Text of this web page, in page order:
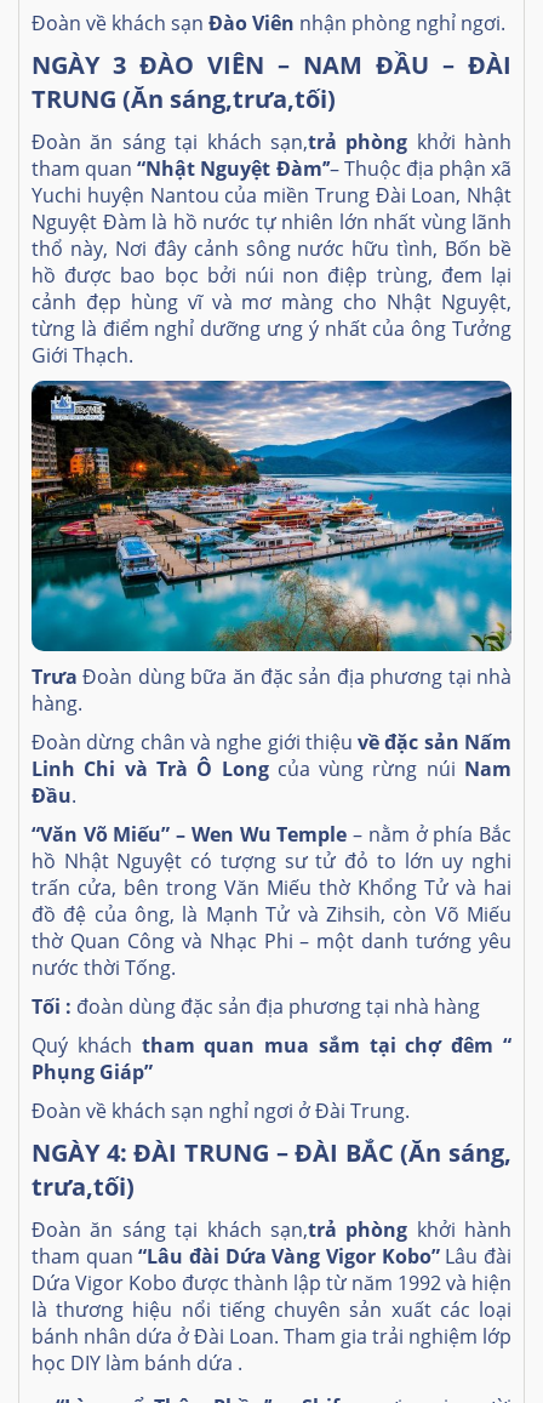
Đoàn về khách sạn Đào Viên nhận phòng nghỉ ngơi.
NGÀY 3 ĐÀO VIÊN – NAM ĐẦU – ĐÀI
TRUNG (Ăn sáng,trưa,tối)
Đoàn ăn sáng tại khách sạn,trả phòng khởi hành
tham quan“Nhật Nguyệt Đàm’’– Thuộc địa phận xã
Yuchi huyện Nantou của miền Trung Đài Loan, Nhật
Nguyệt Đàm là hồ nước tự nhiên lớn nhất vùng lãnh
thổ này, Nơi đây cảnh sông nước hữu tình, Bốn bề
hồ được bao bọc bởi núi non điệp trùng, đem lại
cảnh đẹp hùng vĩ và mơ màng cho Nhật Nguyệt,
từng là điểm nghỉ dưỡng ưng ý nhất của ông Tưởng
Giới Thạch.
Trưa Đoàn dùng bữa ăn đặc sản địa phương tại nhà
hàng.
Đoàn dừng chân và nghe giới thiệuvề đặc sản Nấm
Linh Chi và Trà Ô Long của vùng rừng núi Nam
Đầu.
“Văn Võ Miếu” – Wen Wu Temple – nằm ở phía Bắc
hồ Nhật Nguyệt có tượng sư tử đỏ to lớn uy nghi
trấn cửa, bên trong Văn Miếu thờ Khổng Tử và hai
đồ đệ của ông, là Mạnh Tử và Zihsih, còn Võ Miếu
thờ Quan Công và Nhạc Phi – một danh tướng yêu
nước thời Tống.
Tối : đoàn dùng đặc sản địa phương tại nhà hàng
Quý khách tham quan mua sắm tại chợ đêm“
Phụng Giáp”
Đoàn về khách sạn nghỉ ngơi ở Đài Trung.
NGÀY 4: ĐÀI TRUNG – ĐÀI BẮC (Ăn sáng,
trưa,tối)
Đoàn ăn sáng tại khách sạn,trả phòng khởi hành
tham quan“Lâu đài Dứa Vàng Vigor Kobo”Lâu đài
Dứa Vigor Kobo được thành lập từ năm 1992 và hiện
là thương hiệu nổi tiếng chuyên sản xuất các loại
bánh nhân dứa ở Đài Loan. Tham gia trải nghiệm lớp
học DIY làm bánh dứa .